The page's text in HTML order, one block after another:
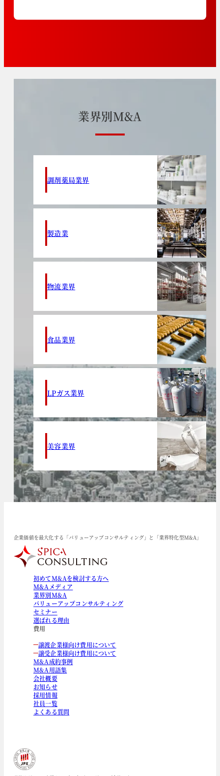
業界別M&A
調剤薬局業界
製造業
物流業界
食品業界
LPガス業界
美容業界
企業価値を最大化する「バリューアップコンサルティング」と「業界特化型M&A」
初めてM&Aを検討する方へ
M&Aメディア
業界別M&A
バリューアップコンサルティング
セミナー
選ばれる理由
費用
譲渡企業様向け費用について
譲受企業様向け費用について
M&A成約事例
M&A用語集
会社概要
お知らせ
採用情報
社員一覧
よくある質問